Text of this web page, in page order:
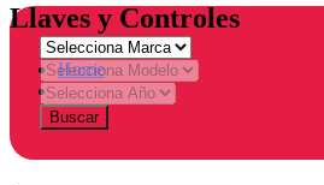
Llaves y Controles
Home
Tienda
Buscar